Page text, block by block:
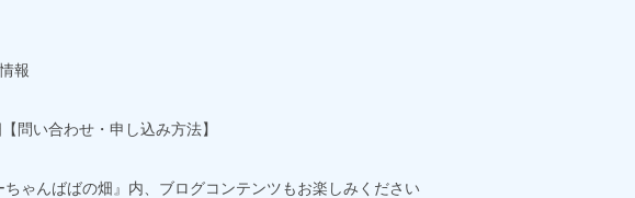
報
問い合わせ・申し込み方法】
ちゃんばばの畑』内、ブログコンテンツもお楽しみください